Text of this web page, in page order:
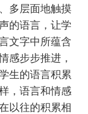
多层面地触摸
的语言，让学
文字中所蕴含
感步步推进，
生的语言积累
，语言和情感
以往的积累相